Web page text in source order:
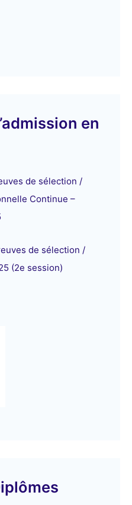
en
de sélection /
Continue –
de sélection /
(2e session)